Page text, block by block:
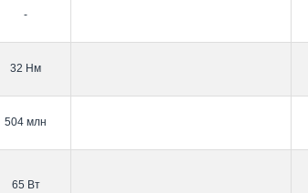
-
32 Нм
504 млн
65 Вт